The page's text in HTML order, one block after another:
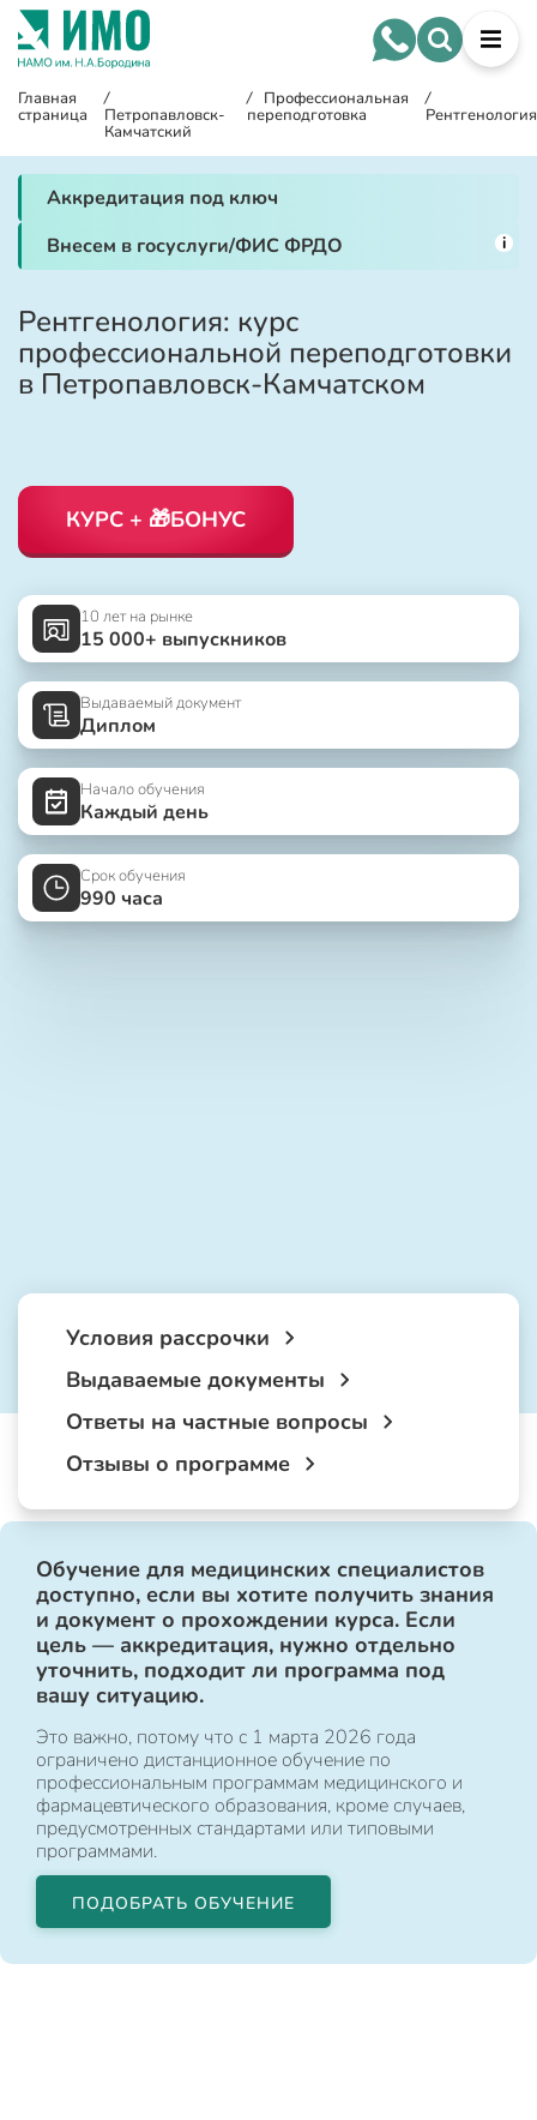
Главная
страница
/
Петропавловск-
Камчатский
/ Профессиональная
переподготовка
/
Рентгенология
Аккредитация под ключ
Внесем в госуслуги/ФИС ФРДО
i
Рентгенология: курс
профессиональной переподготовки
в Петропавловск-Камчатском
КУРС + 🎁БОНУС
10 лет на рынке
15 000+ выпускников
Выдаваемый документ
Диплом
Начало обучения
Каждый день
Срок обучения
990 часа
Условия рассрочки
Выдаваемые документы
Ответы на частные вопросы
Отзывы о программе
Обучение для медицинских специалистов
доступно, если вы хотите получить знания
и документ о прохождении курса. Если
цель — аккредитация, нужно отдельно
уточнить, подходит ли программа под
вашу ситуацию.
Это важно, потому что с 1 марта 2026 года
ограничено дистанционное обучение по
профессиональным программам медицинского и
фармацевтического образования, кроме случаев,
предусмотренных стандартами или типовыми
программами.
ПОДОБРАТЬ ОБУЧЕНИЕ